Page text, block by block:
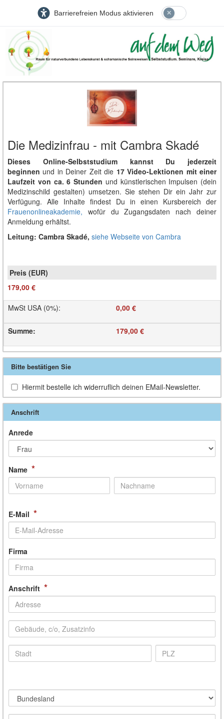
Barrierefreien Modus aktivieren
Die Medizinfrau - mit Cambra Skadé
Dieses Online-Selbststudium kannst Du jederzeit
beginnen und in Deiner Zeit die 17 Video-Lektionen mit einer
Laufzeit von ca. 6 Stunden und künstlerischen Impulsen (dein
Medizinschild gestalten) umsetzen. Sie stehen Dir ein Jahr zur
Verfügung. Alle Inhalte findest Du in einen Kursbereich der
Frauenonlineakademie, wofür du Zugangsdaten nach deiner
Anmeldung erhältst.
Leitung: Cambra Skadé, siehe Webseite von Cambra
179,00 €
MwSt USA (0%): 0,00 €
Summe: 179,00 €
Bitte bestätigen Sie
Hiermit bestelle ich widerruflich deinen EMail-Newsletter.
Anschrift
Anrede
Name *
E-Mail *
Firma
Anschrift *